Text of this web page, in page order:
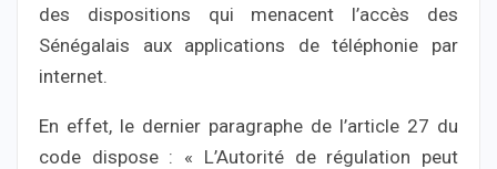
des dispositions qui menacent l’accès des
Sénégalais aux applications de téléphonie par
internet.
En effet, le dernier paragraphe de l’article 27 du
code dispose : « L’Autorité de régulation peut